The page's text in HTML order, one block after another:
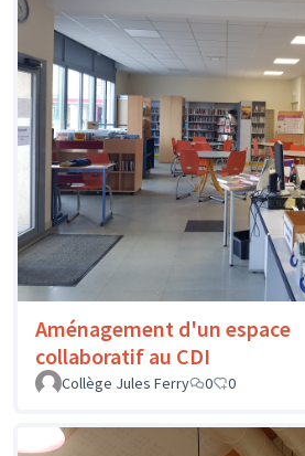
Aménagement d'un espace
collaboratif au CDI
Collège Jules Ferry
0 0